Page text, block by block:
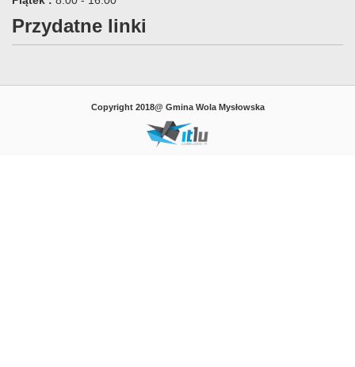
Przydatne linki
Copyright 2018@ Gmina Wola Mysłowska